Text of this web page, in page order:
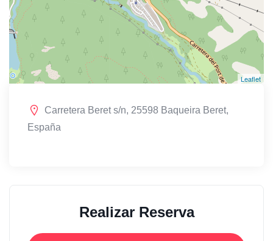
Leaflet
Carretera Beret s/n, 25598 Baqueira Beret,
España
Realizar Reserva